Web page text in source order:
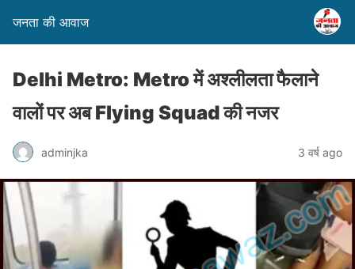
जनता की आवाज
Delhi Metro: Metro में अश्लीलता फैलाने
वालों पर अब Flying Squad की नजर
adminjka 3 वर्ष ago